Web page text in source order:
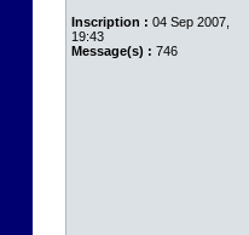
Inscription : 04 Sep 2007,
19:43
Message(s) : 746